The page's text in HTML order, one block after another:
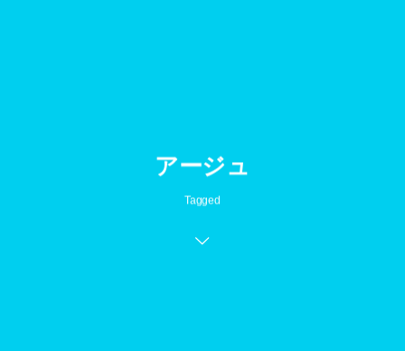
アージュ
Tagged